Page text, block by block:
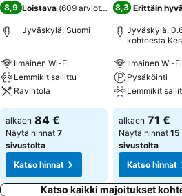
8,9 Loistava (609 arviota)
Jyväskylä, Suomi
Ilmainen Wi-Fi
Lemmikit sallittu
Ravintola
alkaen 84 €
Näytä hinnat 7
sivustolta
Katso hinnat
8,3 Erittäin
Jyväskylä,
kohteesta
Ilmainen Wi-Fi
Pysäköinti
Lemmikit
alkaen 71 €
Näytä hinnat 15
sivustolta
Katso hinnat
Katso kaikki majoitukset